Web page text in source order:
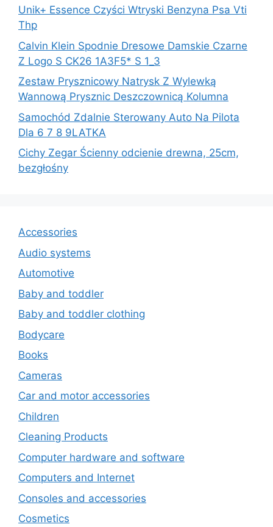
Unik+ Essence Czyści Wtryski Benzyna Psa Vti
Thp
Calvin Klein Spodnie Dresowe Damskie Czarne
Z Logo S CK26 1A3F5* S 1_3
Zestaw Prysznicowy Natrysk Z Wylewką
Wannową Prysznic Deszczownicą Kolumna
Samochód Zdalnie Sterowany Auto Na Pilota
Dla 6 7 8 9LATKA
Cichy Zegar Ścienny odcienie drewna, 25cm,
bezgłośny
Accessories
Audio systems
Automotive
Baby and toddler
Baby and toddler clothing
Bodycare
Books
Cameras
Car and motor accessories
Children
Cleaning Products
Computer hardware and software
Computers and Internet
Consoles and accessories
Cosmetics